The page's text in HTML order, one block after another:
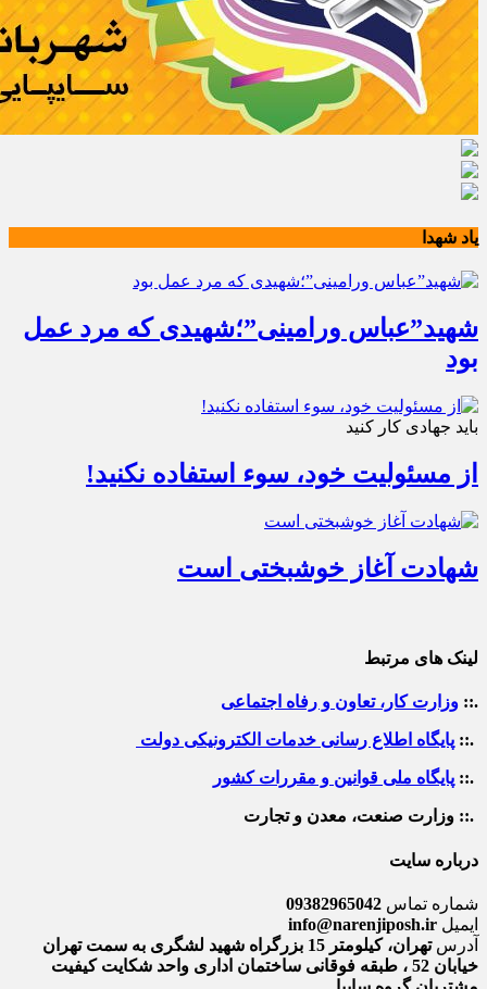
یاد شهدا
شهید”عباس ورامینی”؛شهیدی که مرد عمل
بود
باید جهادی کار کنید
از مسئولیت خود، سوء استفاده نکنید!
شهادت آغاز خوشبختی است
لینک های مرتبط
.:: وزارت کار، تعاون و رفاه اجتماعی
.:: پایگاه اطلاع رسانی خدمات الکترونیکی دولت
.:: پایگاه ملی قوانین و مقررات کشور
.:: وزارت صنعت، معدن و تجارت
درباره سایت
شماره تماس 09382965042
ایمیل info@narenjiposh.ir
آدرس
تهران، کیلومتر 15 بزرگراه شهید لشگری به سمت تهران
خیابان 52 ، طبقه فوقانی ساختمان اداری واحد شکایت کیفیت